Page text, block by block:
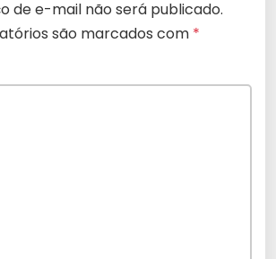
de e-mail não será publicado.
são marcados com *